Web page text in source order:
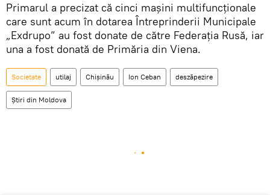
Primarul a precizat că cinci mașini multifuncționale
care sunt acum în dotarea Întreprinderii Municipale
„Exdrupo” au fost donate de către Federația Rusă, iar
una a fost donată de Primăria din Viena.
Societate utilaj Chișinău Ion Ceban deszăpezire
Știri din Moldova